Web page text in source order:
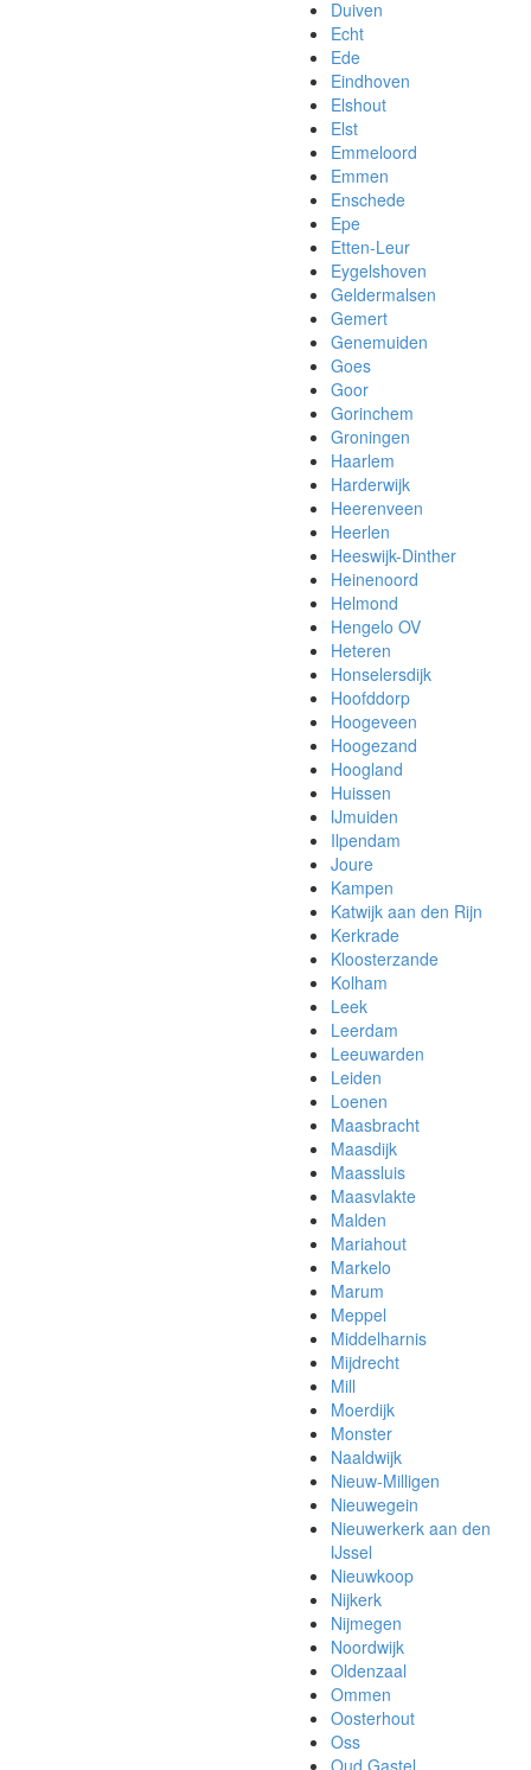
Duiven
Echt
Ede
Eindhoven
Elshout
Elst
Emmeloord
Emmen
Enschede
Epe
Etten-Leur
Eygelshoven
Geldermalsen
Gemert
Genemuiden
Goes
Goor
Gorinchem
Groningen
Haarlem
Harderwijk
Heerenveen
Heerlen
Heeswijk-Dinther
Heinenoord
Helmond
Hengelo OV
Heteren
Honselersdijk
Hoofddorp
Hoogeveen
Hoogezand
Hoogland
Huissen
IJmuiden
Ilpendam
Joure
Kampen
Katwijk aan den Rijn
Kerkrade
Kloosterzande
Kolham
Leek
Leerdam
Leeuwarden
Leiden
Loenen
Maasbracht
Maasdijk
Maassluis
Maasvlakte
Malden
Mariahout
Markelo
Marum
Meppel
Middelharnis
Mijdrecht
Mill
Moerdijk
Monster
Naaldwijk
Nieuw-Milligen
Nieuwegein
Nieuwerkerk aan den
IJssel
Nieuwkoop
Nijkerk
Nijmegen
Noordwijk
Oldenzaal
Ommen
Oosterhout
Oss
Oud Gastel